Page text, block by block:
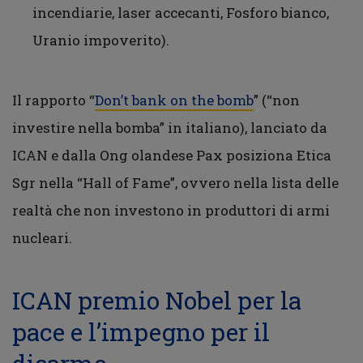
incendiarie, laser accecanti, Fosforo bianco,
Uranio impoverito).
Il rapporto “Don’t bank on the bomb” (“non
investire nella bomba” in italiano), lanciato da
ICAN e dalla Ong olandese Pax posiziona Etica
Sgr nella “Hall of Fame”, ovvero nella lista delle
realtà che non investono in produttori di armi
nucleari.
ICAN premio Nobel per la
pace e l’impegno per il